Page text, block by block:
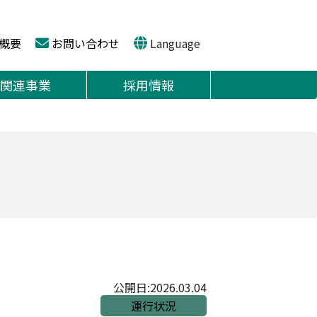
要 お問い合わせ Language
関連事業 採用情報
公開日:2026.03.04
運行状況